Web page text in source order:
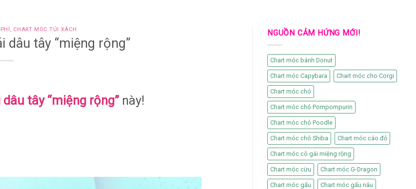
, CHART MÓC TÚI XÁCH
dâu tây “miệng rộng”
dâu tây “miệng rộng” này!
NGUỒN CẢM HỨNG MỚI!
Chart móc bánh Donut
Chart móc Capybara Chart móc cho Corgi
Chart móc chó
Chart móc chó Pompompurin
Chart móc chó Poodle
Chart móc chó Shiba Chart móc cáo đỏ
Chart móc cô gái miệng rộng
Chart móc cừu Chart móc G-Dragon
Chart móc gấu Chart móc gấu nâu